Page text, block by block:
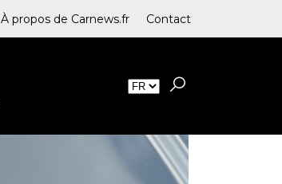
À propos de Carnews.fr Contact